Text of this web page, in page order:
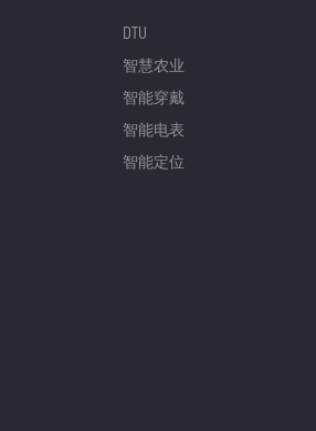
DTU
智慧农业
智能穿戴
智能电表
智能定位